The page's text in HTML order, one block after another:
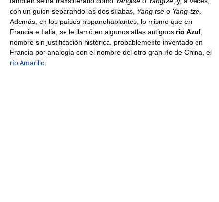
con un guion separando las dos sílabas, Yang-tse o Yang-tze
Además, en los países hispanohablantes, lo mismo que en
Francia e Italia, se le llamó en algunos atlas antiguos río Azul
nombre sin justificación histórica, probablemente inventado en
Francia por analogía con el nombre del otro gran río de China, el
río Amarillo